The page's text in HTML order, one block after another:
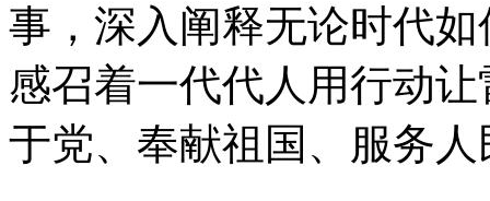
事，深入阐释无论时代
感召着一代代人用行动
于党、奉献祖国、服务